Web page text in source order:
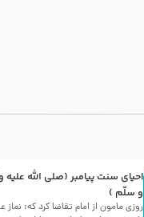
احیای سنت پیامبر (صلی الله علیه
و سلّم )
روزی مامون از امام تقاضا کرد که: نماز